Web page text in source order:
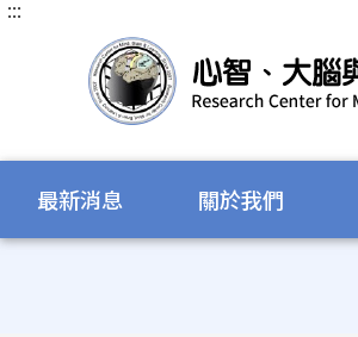
跳
:::
最新消息 關於我們